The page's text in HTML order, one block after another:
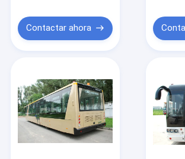
Contactar ahora